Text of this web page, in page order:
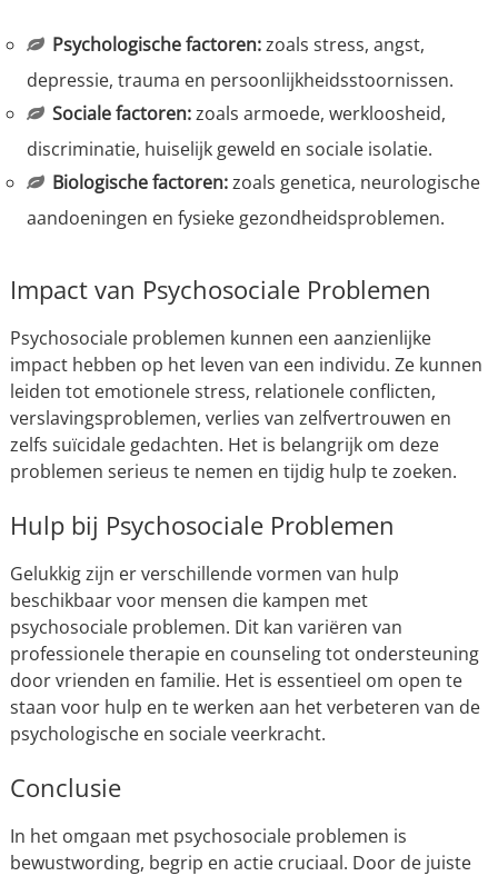
Psychologische factoren:zoals stress, angst,
depressie, trauma en persoonlijkheidsstoornissen.
Sociale factoren:zoals armoede, werkloosheid,
discriminatie, huiselijk geweld en sociale isolatie.
Biologische factoren:zoals genetica, neurologische
aandoeningen en fysieke gezondheidsproblemen.
Impact van Psychosociale Problemen
Psychosociale problemen kunnen een aanzienlijke
impact hebben op het leven van een individu. Ze kunnen
leiden tot emotionele stress, relationele conflicten,
verslavingsproblemen, verlies van zelfvertrouwen en
zelfs suïcidale gedachten. Het is belangrijk om deze
problemen serieus te nemen en tijdig hulp te zoeken.
Hulp bij Psychosociale Problemen
Gelukkig zijn er verschillende vormen van hulp
beschikbaar voor mensen die kampen met
psychosociale problemen. Dit kan variëren van
professionele therapie en counseling tot ondersteuning
door vrienden en familie. Het is essentieel om open te
staan voor hulp en te werken aan het verbeteren van de
psychologische en sociale veerkracht.
Conclusie
In het omgaan met psychosociale problemen is
bewustwording, begrip en actie cruciaal. Door de juiste